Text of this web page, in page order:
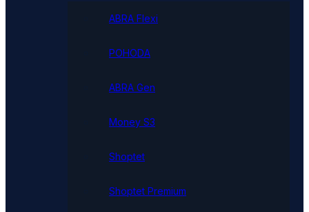
ABRA Flexi
POHODA
ABRA Gen
Money S3
Shoptet
Shoptet Premium